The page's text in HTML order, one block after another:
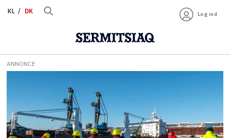
KL DK Log ind
Tag:
sikuki
ports
ANNONCE